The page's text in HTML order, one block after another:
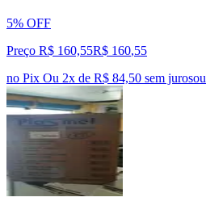
5% OFF
Preço R$ 160,55R$ 160,55
no Pix Ou 2x de R$ 84,50 sem jurosou